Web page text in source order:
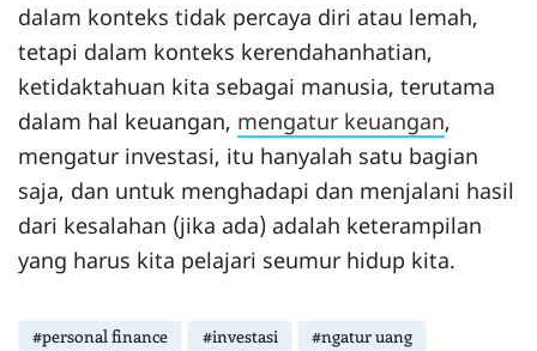
dalam konteks tidak percaya diri atau lemah,
tetapi dalam konteks kerendahanhatian,
ketidaktahuan kita sebagai manusia, terutama
dalam hal keuangan, mengatur keuangan,
mengatur investasi, itu hanyalah satu bagian
saja, dan untuk menghadapi dan menjalani hasil
dari kesalahan (jika ada) adalah keterampilan
yang harus kita pelajari seumur hidup kita.
#personal finance #investasi
#ngatur uang